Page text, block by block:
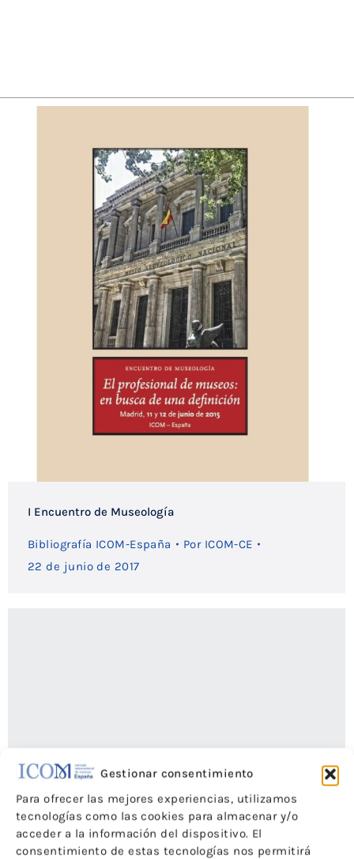
Gestionar consentimiento
Para ofrecer las mejores experiencias, utilizamos
tecnologías como las cookies para almacenar y/o
acceder a la información del dispositivo. El
consentimiento de estas tecnologías nos permitirá
I Encuentro de Museología
Bibliografía ICOM-España Por ICOM-CE
22 de junio de 2017